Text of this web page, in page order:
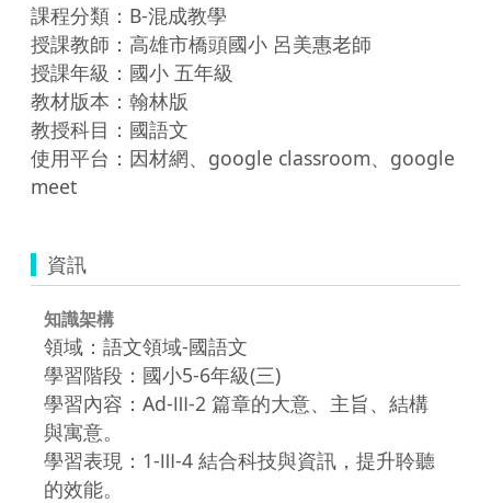
課程分類：B-混成教學
授課教師：高雄市橋頭國小 呂美惠老師
授課年級：國小 五年級
教材版本：翰林版
教授科目：國語文
使用平台：因材網、google classroom、google
meet
資訊
知識架構
領域：語文領域-國語文
學習階段：國小5-6年級(三)
學習內容：Ad-Ⅲ-2 篇章的大意、主旨、結構
與寓意。
學習表現：1-Ⅲ-4 結合科技與資訊，提升聆聽
的效能。